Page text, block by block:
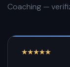
Coaching —